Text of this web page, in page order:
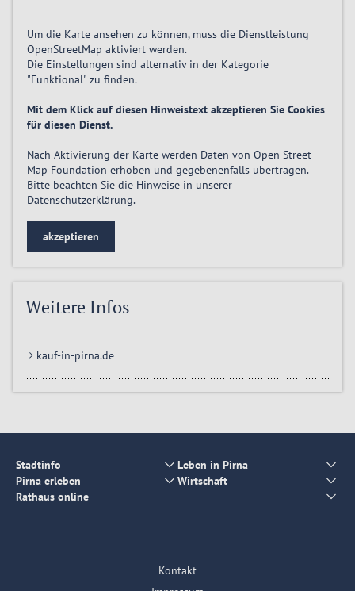
Um die Karte ansehen zu können, muss die Dienstleistung
OpenStreetMap aktiviert werden.
Die Einstellungen sind alternativ in der Kategorie
"Funktional" zu finden.
Mit dem Klick auf diesen Hinweistext akzeptieren Sie Cookies
für diesen Dienst.
Nach Aktivierung der Karte werden Daten von Open Street
Map Foundation erhoben und gegebenenfalls übertragen.
Bitte beachten Sie die Hinweise in unserer
Datenschutzerklärung.
akzeptieren
Weitere Infos
kauf-in-pirna.de
Stadtinfo
Leben in Pirna
Pirna erleben
Wirtschaft
Rathaus online
Kontakt